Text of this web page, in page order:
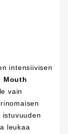
intensiivisen
Mouth
vain
istuvuuden
leukaa